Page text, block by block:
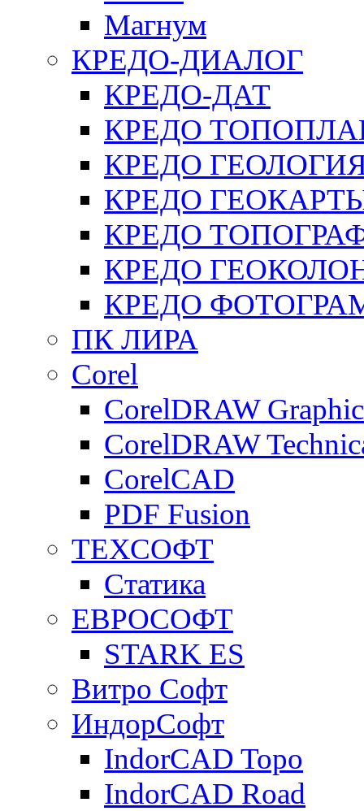
Магнум
КРЕДО-ДИАЛОГ
КРЕДО-ДАТ
КРЕДО
КРЕДО
КРЕДО
КРЕДО
КРЕДО
КРЕДО
ПК ЛИРА
Corel
CorelDRAW
CorelDRAW
CorelCAD
PDF Fusion
ТЕХСОФТ
Статика
ЕВРОСОФТ
STARK ES
Витро Софт
ИндорСофт
IndorCAD Topo
IndorCAD Road